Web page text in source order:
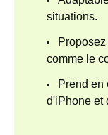
situations.
comme le
Prend en
d'iPhone et